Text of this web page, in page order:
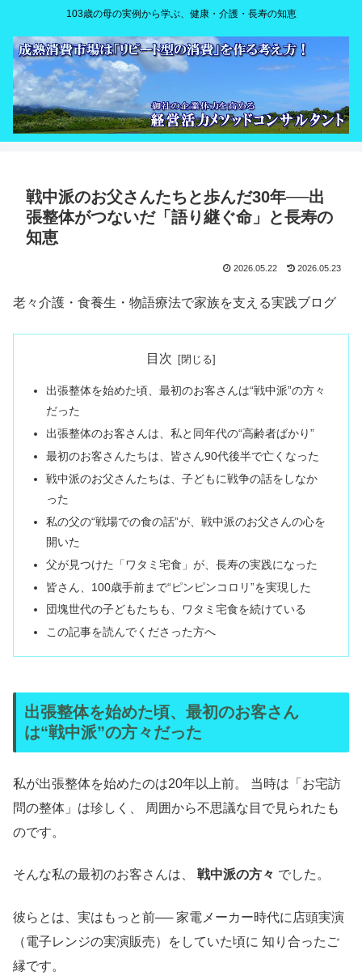
103歳の母の実例から学ぶ、健康・介護・長寿の知恵
戦中派のお父さんたちと歩んだ30年──出
張整体がつないだ「語り継ぐ命」と長寿の
知恵
2026.05.22 2026.05.23
老々介護・食養生・物語療法で家族を支える実践ブログ
目次
出張整体を始めた頃、最初のお客さんは“戦中派”の方々
だった
出張整体のお客さんは、私と同年代の“高齢者ばかり”
最初のお客さんたちは、皆さん90代後半で亡くなった
戦中派のお父さんたちは、子どもに戦争の話をしなか
った
私の父の“戦場での食の話”が、戦中派のお父さんの心を
開いた
父が見つけた「ワタミ宅食」が、長寿の実践になった
皆さん、100歳手前まで“ピンピンコロリ”を実現した
団塊世代の子どもたちも、ワタミ宅食を続けている
この記事を読んでくださった方へ
出張整体を始めた頃、最初のお客さん
は“戦中派”の方々だった
私が出張整体を始めたのは20年以上前。 当時は「お宅訪
問の整体」は珍しく、 周囲から不思議な目で見られたも
のです。
そんな私の最初のお客さんは、 戦中派の方々 でした。
彼らとは、実はもっと前── 家電メーカー時代に店頭実演
（電子レンジの実演販売）をしていた頃に 知り合ったご
縁です。